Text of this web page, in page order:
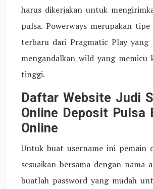
harus dikerjakan untuk
pulsa. Powerways merupakan
terbaru dari Pragmatic Play yang
mengandalkan wild yang memicu
tinggi.
Daftar Website Judi
Online Deposit Pulsa
Online
Untuk buat username ini pemain
sesuaikan bersama dengan nama
buatlah password yang mudah